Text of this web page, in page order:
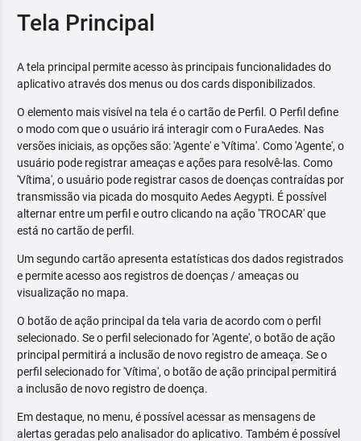
Tela Principal
A tela principal permite acesso às principais funcionalidades do
aplicativo através dos menus ou dos cards disponibilizados.
O elemento mais visível na tela é o cartão de Perfil. O Perfil define
o modo com que o usuário irá interagir com o FuraAedes. Nas
versões iniciais, as opções são: 'Agente' e 'Vítima'. Como 'Agente', o
usuário pode registrar ameaças e ações para resolvê-las. Como
'Vítima', o usuário pode registrar casos de doenças contraídas por
transmissão via picada do mosquito Aedes Aegypti. É possível
alternar entre um perfil e outro clicando na ação 'TROCAR' que
está no cartão de perfil.
Um segundo cartão apresenta estatísticas dos dados registrados
e permite acesso aos registros de doenças / ameaças ou
visualização no mapa.
O botão de ação principal da tela varia de acordo com o perfil
selecionado. Se o perfil selecionado for 'Agente', o botão de ação
principal permitirá a inclusão de novo registro de ameaça. Se o
perfil selecionado for 'Vítima', o botão de ação principal permitirá
a inclusão de novo registro de doença.
Em destaque, no menu, é possível acessar as mensagens de
alertas geradas pelo analisador do aplicativo. Também é possível